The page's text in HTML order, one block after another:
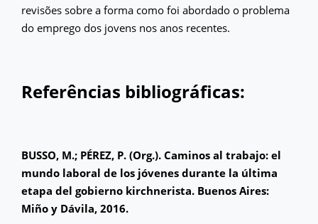
revisões sobre a forma como foi abordado o problema
do emprego dos jovens nos anos recentes.
Referências bibliográficas:
BUSSO, M.; PÉREZ, P. (Org.). Caminos al trabajo: el
mundo laboral de los jóvenes durante la última
etapa del gobierno kirchnerista. Buenos Aires:
Miño y Dávila, 2016.